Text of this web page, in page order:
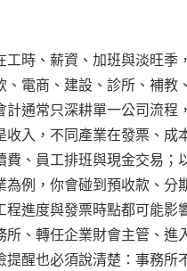
時、薪資、加班與淡旺
電商、建設、診所、補教
通常只深耕單一公司流
入，不同產業在發票、成
、員工排班與現金交易；
例，你會碰到預收款、
進度與發票時點都可能
、轉任企業財會主管、進
醒也必須說清楚：事務所